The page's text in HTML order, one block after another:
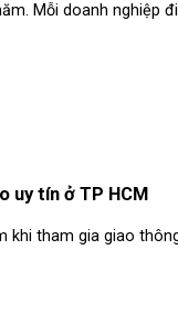
Mỗi doanh nghiệp
uy tín ở TP HCM
khi tham gia giao